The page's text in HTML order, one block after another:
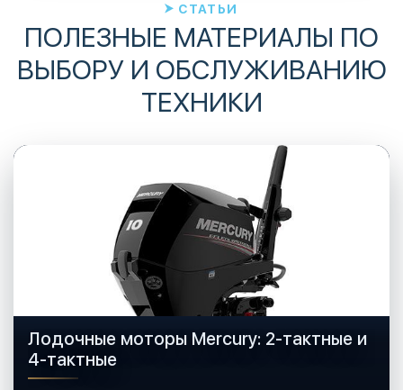
СТАТЬИ
ПОЛЕЗНЫЕ МАТЕРИАЛЫ ПО
ВЫБОРУ И ОБСЛУЖИВАНИЮ
ТЕХНИКИ
Лодочные моторы Mercury: 2-тактные и
4-тактные